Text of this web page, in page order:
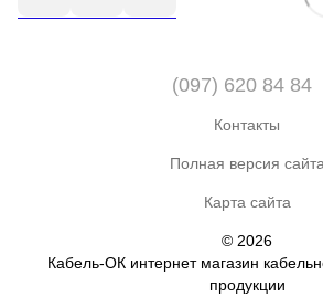
(097) 620 84 84
Контакты
Полная версия сайта
Карта сайта
© 2026
Кабель-ОК интернет магазин
продукции